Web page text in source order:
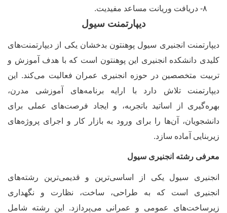
دیپارتمنت سیول
انجنیری سیول پوهنتون بدخشان یکی از دیپارتمنت‌های
دانشکده انجنیری این پوهنتون است که با هدف آموزش و
متخصصین در حوزه انجنیری عمران فعالیت می‌کند. این
تلاش دارد با ارایه برنامه‌های آموزشی مدرن،
از اساتید باتجربه، و ایجاد فرصت‌های عملی برای
آن‌ها را برای ورود به بازار کار و اجرای پروژه‌های
آماده سازد.
رشته انجنیری سیول
سیول یکی از اساسی‌ترین و قدیمی‌ترین رشته‌های
است که به طراحی، ساخت، نظارت و نگهداری
عمومی و عمرانی می‌پردازد. این رشته شامل